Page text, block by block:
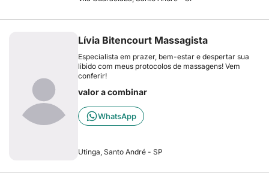
Lívia Bitencourt Massagista
Especialista em prazer, bem-estar e despertar sua
libido com meus protocolos de massagens! Vem
conferir!
valor a combinar
WhatsApp
Utinga, Santo André - SP